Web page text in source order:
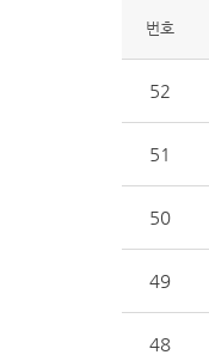
번호
52
51
50
49
48